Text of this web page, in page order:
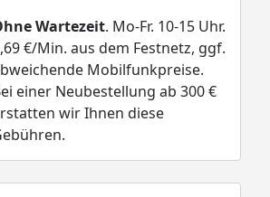
Wartezeit. Mo-Fr. 10-15 Uhr.
€/Min. aus dem Festnetz, ggf.
Mobilfunkpreise.
einer Neubestellung ab 300 €
wir Ihnen diese